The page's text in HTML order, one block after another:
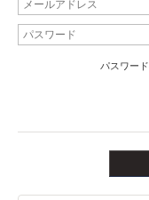
パスワー